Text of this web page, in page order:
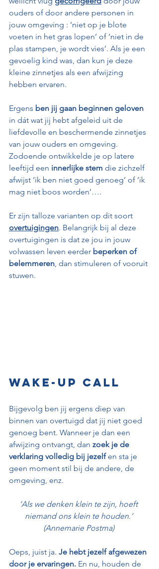
ouders of door andere personen in
jouw omgeving : ‘niet op je blote
voeten in het gras lopen’ of ‘niet in de
plas stampen, je wordt vies’. Als je een
gevoelig kind was, dan kun je deze
kleine zinnetjes als een afwijzing
hebben ervaren.
Ergens ben jij gaan beginnen geloven
in dát wat jij hebt afgeleid uit de
liefdevolle en beschermende zinnetjes
van jouw ouders en omgeving.
Zodoende ontwikkelde je op latere
leeftijd een innerlijke stem die zichzelf
afwijst ‘ik ben niet goed genoeg’ of ‘ik
mag niet boos worden’….
Er zijn talloze varianten op dit soort
overtuigingen. Belangrijk bij al deze
overtuigingen is dat ze jou in jouw
volwassen leven eerder beperken of
belemmeren , dan stimuleren of vooruit
stuwen.
Wake-up call
Bijgevolg ben jij ergens diep van
binnen van overtuigd dat jij niet goed
genoeg bent. Wanneer je dan een
afwijzing ontvangt, dan zoek je de
verklaring volledig bij jezelf en sta je
geen moment stil bij de andere, de
omgeving, enz.
‘Als we denken klein te zijn, hoeft
niemand ons klein te houden.’
(Annemarie Postma)
Oeps, juist ja. Je hebt jezelf afgewezen
door je ervaringen. En nu, houden de